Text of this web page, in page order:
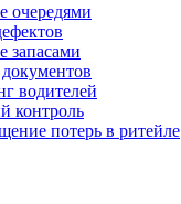
очередями
запасами
водителей
контроль
потерь в ритейле